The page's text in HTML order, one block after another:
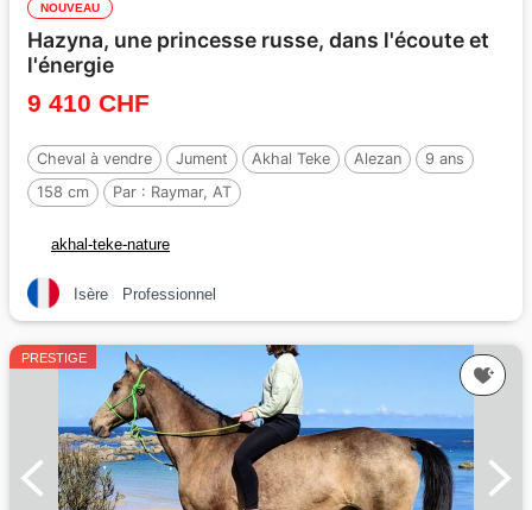
NOUVEAU
Hazyna, une princesse russe, dans l'écoute et
l'énergie
9 410 CHF
Cheval à vendre Jument Akhal Teke Alezan
9 ans
158 cm
Par : Raymar, AT
akhal-teke-nature
Isère Professionnel
PRESTIGE